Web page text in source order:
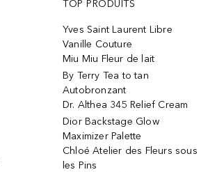
TOP PRODUITS
Yves Saint Laurent Libre
Vanille Couture
Miu Miu Fleur de lait
By Terry Tea to tan
Autobronzant
Dr. Althea 345 Relief Cream
Dior Backstage Glow
Maximizer Palette
Chloé Atelier des Fleurs sous
les Pins